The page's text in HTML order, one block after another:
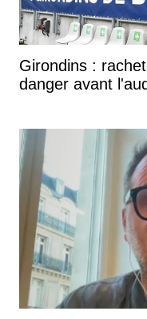
Girondins :
danger avant